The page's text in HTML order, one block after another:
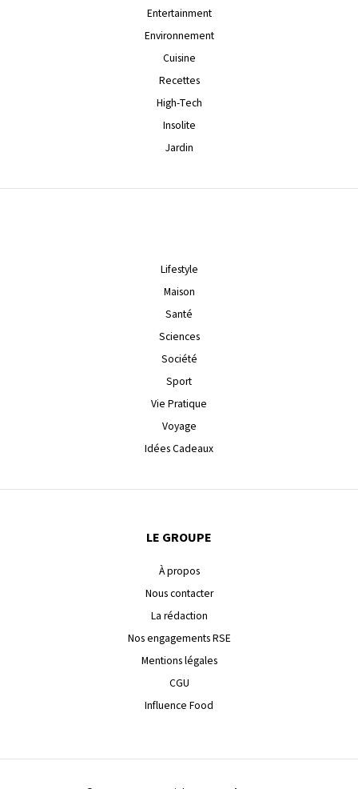
Entertainment
Environnement
Cuisine
Recettes
High-Tech
Insolite
Jardin
Lifestyle
Maison
Santé
Sciences
Société
Sport
Vie Pratique
Voyage
Idées Cadeaux
LE GROUPE
À propos
Nous contacter
La rédaction
Nos engagements RSE
Mentions légales
CGU
Influence Food